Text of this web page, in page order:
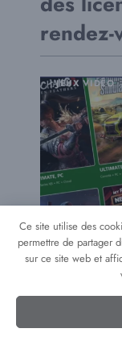
rendez-
JEUX VIDÉO
Ce site utilise des
permettre de partager
sur ce site web et